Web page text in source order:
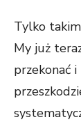
Tylko
My już
przekonać